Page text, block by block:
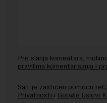
Pre slanja komentara,
pravilima komentarisanja i
Sajt je zaštićen pomocu
Privatnosti i Google Uslovi